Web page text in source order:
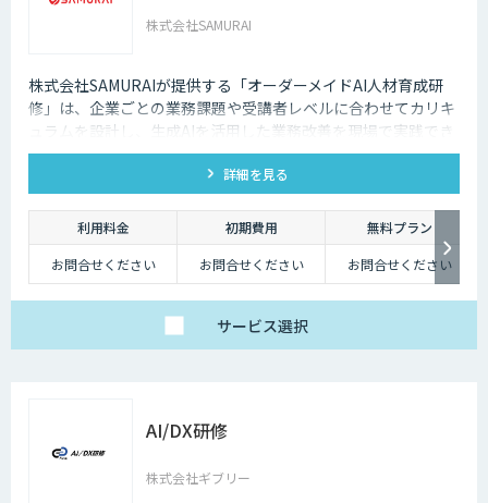
株式会社SAMURAI
株式会社SAMURAIが提供する「オーダーメイドAI人材育成研
修」は、企業ごとの業務課題や受講者レベルに合わせてカリキ
ュラムを設計し、生成AIを活用した業務改善を現場で実践でき
る人材を育成する伴走型研修です。
詳細を見る
利用料金 初期費用
無料プラン
お問合せください
お問合せください お問合せください
サービス選択
AI/DX研修
株式会社ギブリー